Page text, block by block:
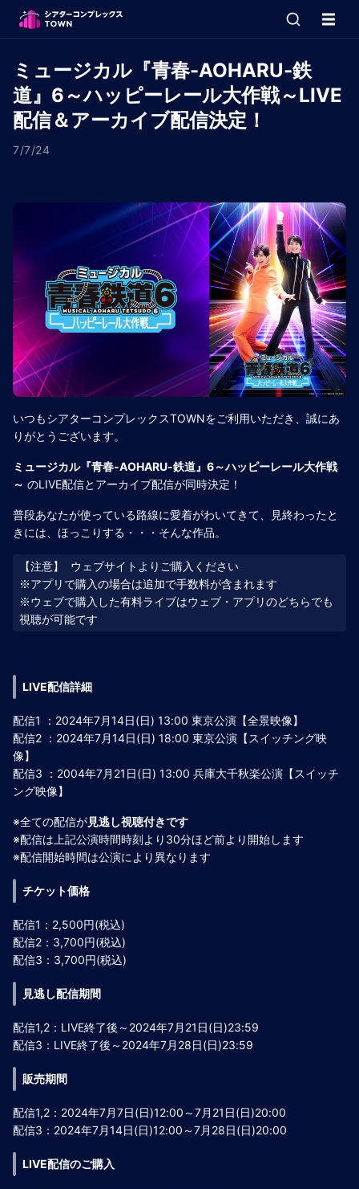
ミュージカル『青春-AOHARU-鉄
道』6～ハッピーレール大作戦～LIVE
配信＆アーカイブ配信決定！
7/7/24
いつもシアターコンプレックスTOWNをご利用いただき、誠にあ
りがとうございます。
ミュージカル『青春-AOHARU-鉄道』6～ハッピーレール大作戦
～ のLIVE配信とアーカイブ配信が同時決定！
普段あなたが使っている路線に愛着がわいてきて、見終わったと
きには、ほっこりする・・・そんな作品。
【注意】 ウェブサイトよりご購入ください
※アプリで購入の場合は追加で手数料が含まれます
※ウェブで購入した有料ライブはウェブ・アプリのどちらでも
LIVE配信詳細
配信1 ：2024年7月14日(日) 13:00 東京公演【全景映像】
配信2 ：2024年7月14日(日) 18:00 東京公演【スイッチング映
像】
配信3 ：2004年7月21日(日) 13:00 兵庫大千秋楽公演【スイッチ
ング映像】
※全ての配信が見逃し視聴付きです
※配信は上記公演時間時刻より30分ほど前より開始します
※配信開始時間は公演により異なります
チケット価格
配信1：2,500円(税込)
配信2：3,700円(税込)
配信3：3,700円(税込)
見逃し配信期間
配信1,2：LIVE終了後～2024年7月21日(日)23:59
配信3：LIVE終了後～2024年7月28日(日)23:59
販売期間
配信1,2：2024年7月7日(日)12:00～7月21日(日)20:00
配信3：2024年7月14日(日)12:00～7月28日(日)20:00
LIVE配信のご購入